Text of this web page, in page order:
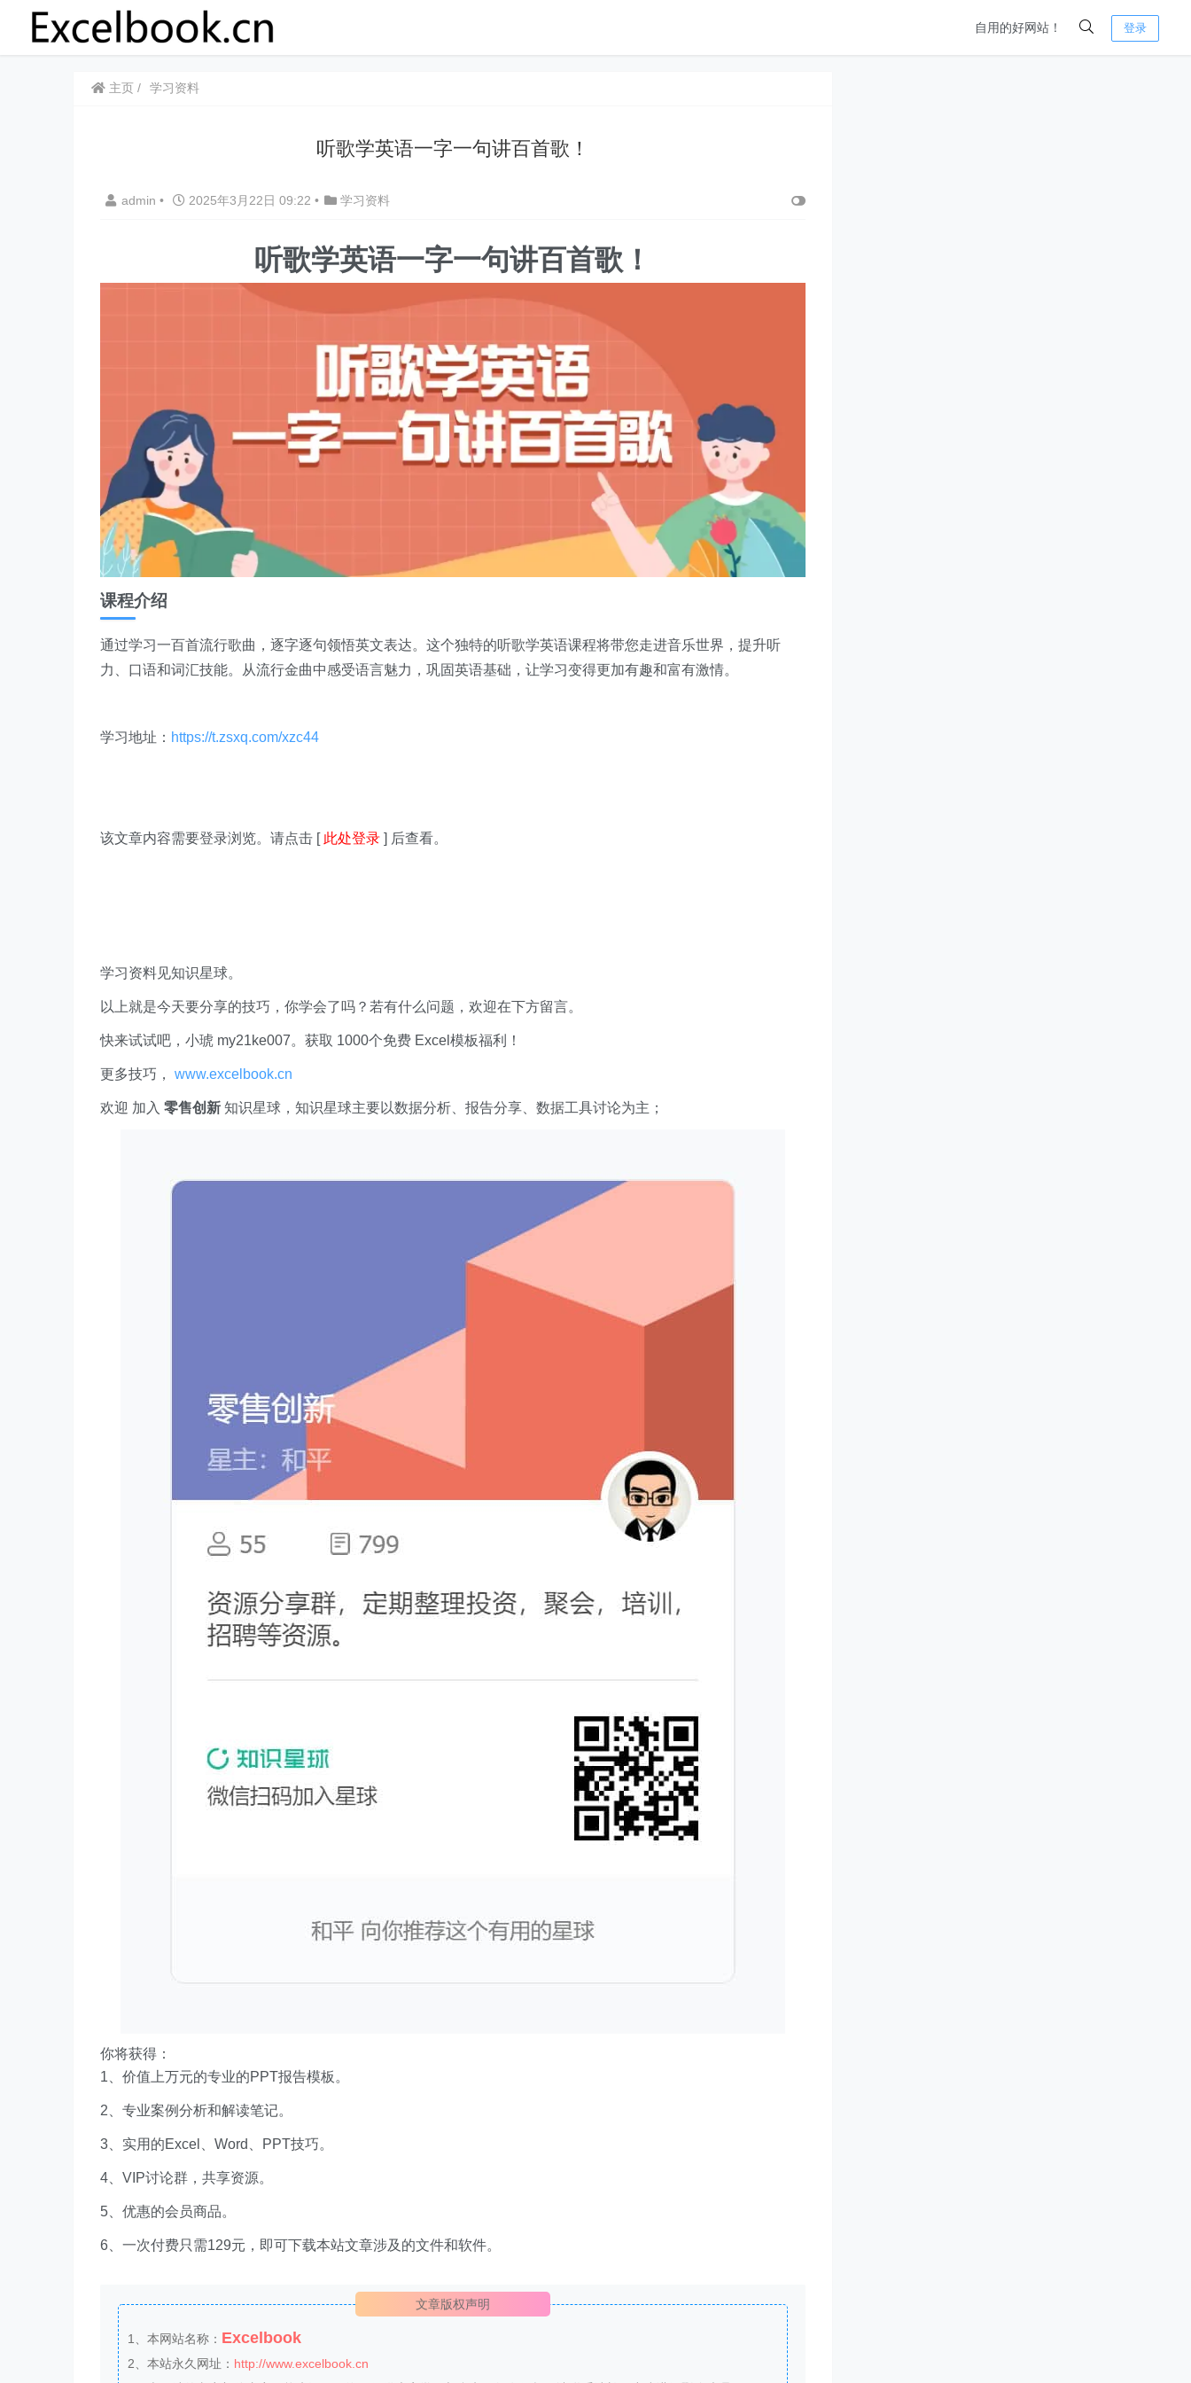
自用的好网站！ 登录
主页 学习资料
听歌学英语一字一句讲百首歌！
admin • 2025年3月22日 09:22 • 学习资料
听歌学英语一字一句讲百首歌！
课程介绍
通过学习一百首流行歌曲，逐字逐句领悟英文表达。这个独特的听歌学英语课程将带您走进音乐世界，提升听
力、口语和词汇技能。从流行金曲中感受语言魅力，巩固英语基础，让学习变得更加有趣和富有激情。
学习地址： https://t.zsxq.com/xzc44
该文章内容需要登录浏览。请点击 [ 此处登录 ] 后查看。
学习资料见知识星球。
以上就是今天要分享的技巧，你学会了吗？若有什么问题，欢迎在下方留言。
快来试试吧，小琥 my21ke007。获取 1000个免费 Excel模板福利​​​​！
更多技巧， www.excelbook.cn
欢迎 加入 零售创新 知识星球，知识星球主要以数据分析、报告分享、数据工具讨论为主；
你将获得：
1、价值上万元的专业的PPT报告模板。
2、专业案例分析和解读笔记。
3、实用的Excel、Word、PPT技巧。
4、VIP讨论群，共享资源。
5、优惠的会员商品。
6、一次付费只需129元，即可下载本站文章涉及的文件和软件。
文章版权声明
1、本网站名称： Excelbook
2、本站永久网址： http://www.excelbook.cn